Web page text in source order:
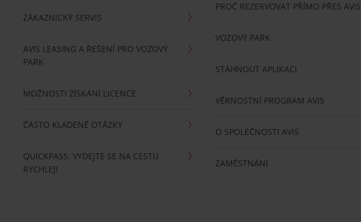
ZÁKAZNICKÝ SERVIS
AVIS LEASING A ŘEŠENÍ PRO VOZOVÝ
PARK
MOŽNOSTI ZÍSKÁNÍ LICENCE
ČASTO KLADENÉ OTÁZKY
QUICKPASS: VYDEJTE SE NA CESTU
RYCHLEJI
PROČ REZERVOVAT PŘÍMO PŘES AVIS
VOZOVÝ PARK
STÁHNOUT APLIKACI
VĚRNOSTNÍ PROGRAM AVIS
O SPOLEČNOSTI AVIS
ZAMĚSTNÁNÍ